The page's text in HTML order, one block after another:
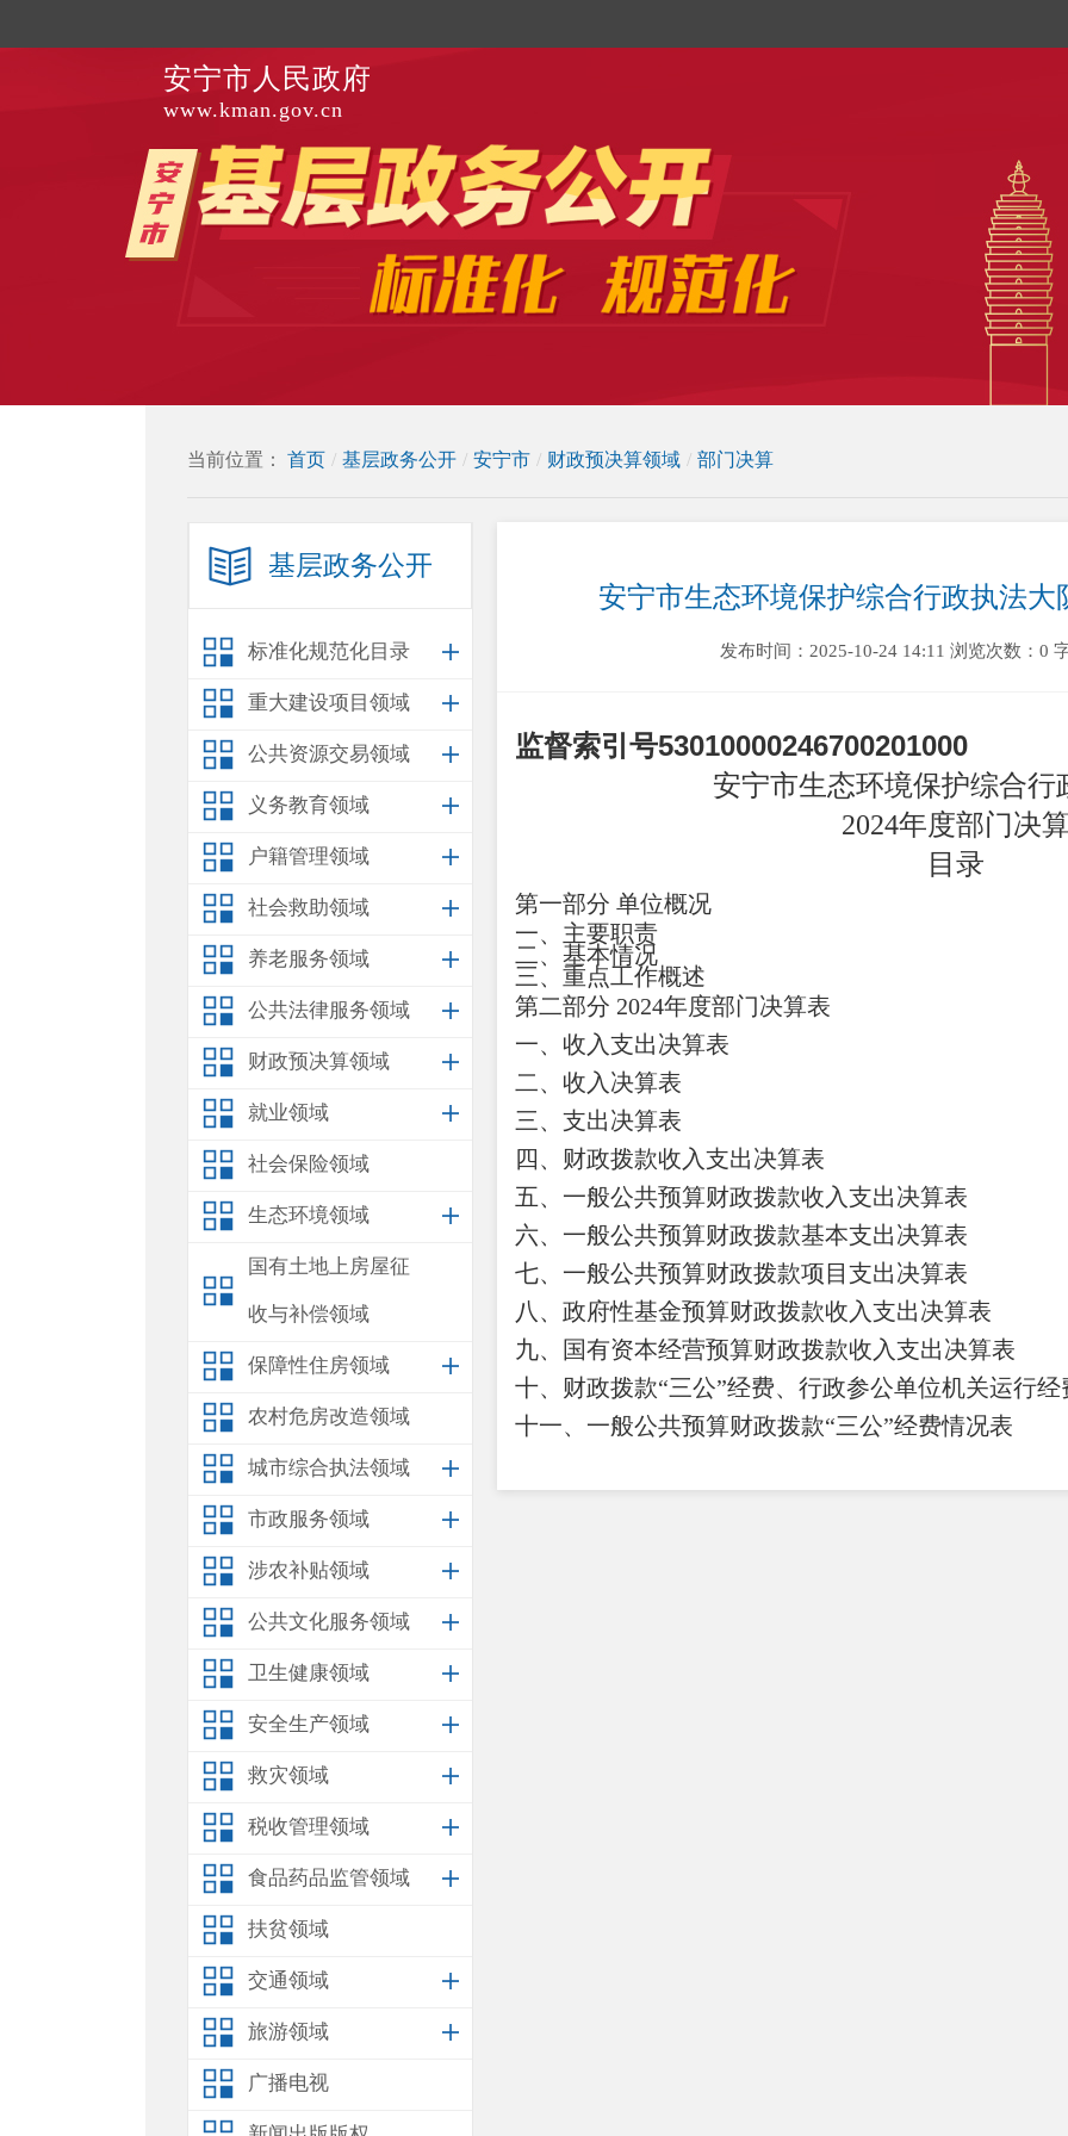
安宁市人民政府
www.kman.gov.cn
当前位置： 首页 / 基层政务公开 / 安宁市 / 财政预决算领域 / 部门决算
基层政务公开
标准化规范化目录
重大建设项目领域
公共资源交易领域
义务教育领域
户籍管理领域
社会救助领域
养老服务领域
公共法律服务领域
财政预决算领域
就业领域
社会保险领域
生态环境领域
国有土地上房屋征
收与补偿领域
保障性住房领域
农村危房改造领域
城市综合执法领域
市政服务领域
涉农补贴领域
公共文化服务领域
卫生健康领域
安全生产领域
救灾领域
税收管理领域
食品药品监管领域
扶贫领域
交通领域
旅游领域
广播电视
安宁市生态环境保护综合行政执法大
发布时间：2025-10-24 14:11 浏览次数：0
监督索引号53010000246700201000
安宁市生态环境保护综合行
2024年度部门决
目录
第一部分 单位概况
一、主要职责
二、 基本情况
三、重点工作概述
第二部分 2024年度部门决算表
一、收入支出决算表
二、收入决算表
三、支出决算表
四、财政拨款收入支出决算表
五、一般公共预算财政拨款收入支出决算表
六、一般公共预算财政拨款基本支出决算表
七、 一般公共预算财政拨款项目支出决算表
八 、政府性基金预算财政拨款收入支出决算表
九、国有资本经营预算财政拨款收入支出决算表
十、 财政拨款“三公”经费、行政参公单位机关运行
十一、一般公共预算财政拨款“三公”经费情况表